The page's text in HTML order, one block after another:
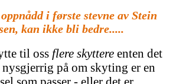
i første stevne av Stein
kan ikke bli bedre.....
til oss flere skyttere enten det
nysgjerrig på om skyting er en